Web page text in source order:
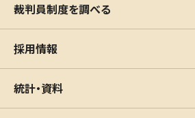
裁判員制度を調べる
採用情報
統計・資料